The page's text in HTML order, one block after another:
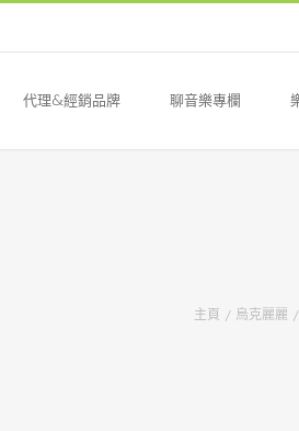
代理&經銷品牌 聊音樂專欄
主頁 / 烏克麗麗 /